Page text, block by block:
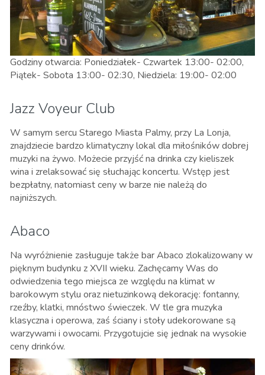
Godziny otwarcia: Poniedziałek- Czwartek 13:00- 02:00,
Piątek- Sobota 13:00- 02:30, Niedziela: 19:00- 02:00
Jazz Voyeur Club
W samym sercu Starego Miasta Palmy, przy La Lonja,
znajdziecie bardzo klimatyczny lokal dla miłośników dobrej
muzyki na żywo. Możecie przyjść na drinka czy kieliszek
wina i zrelaksować się słuchając koncertu. Wstęp jest
bezpłatny, natomiast ceny w barze nie należą do
najniższych.
Abaco
Na wyróżnienie zasługuje także bar Abaco zlokalizowany w
pięknym budynku z XVII wieku. Zachęcamy Was do
odwiedzenia tego miejsca ze względu na klimat w
barokowym stylu oraz nietuzinkową dekorację: fontanny,
rzeźby, klatki, mnóstwo świeczek. W tle gra muzyka
klasyczna i operowa, zaś ściany i stoły udekorowane są
warzywami i owocami. Przygotujcie się jednak na wysokie
ceny drinków.